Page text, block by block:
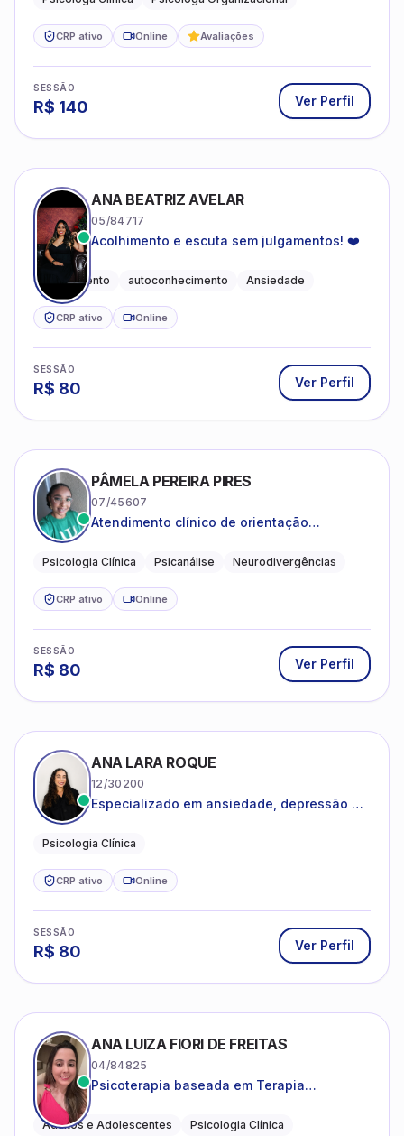
CRP ativo Online Avaliações
SESSÃO
R$ 140 Ver Perfil
ANA BEATRIZ AVELAR
05/84717
Acolhimento e escuta sem julgamentos! ❤️
Acolhimento autoconhecimento Ansiedade
CRP ativo Online
SESSÃO
R$ 80 Ver Perfil
PÂMELA PEREIRA PIRES
07/45607
Atendimento clínico de orientação
crianças neurotípicas
Psicologia Clínica Psicanálise Neurodivergências
CRP ativo Online
SESSÃO
R$ 80 Ver Perfil
ANA LARA ROQUE
12/30200
Especializado em ansiedade, depressão e
Psicologia Clínica
CRP ativo Online
SESSÃO
R$ 80 Ver Perfil
ANA LUIZA FIORI DE FREITAS
04/84825
Psicoterapia baseada em Terapia
Adultos e Adolescentes Psicologia Clínica